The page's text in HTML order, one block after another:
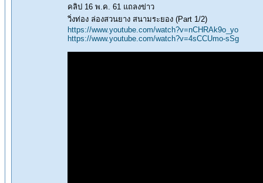
คลิป 16 พ.ค. 61 แถลงข่าว
วิ่งท่อง ล่องสวนยาง สนามระยอง (Part 1/2)
https://www.youtube.com/watch?v=nCHRAk9o_yo
https://www.youtube.com/watch?v=4sCCUmo-sSg